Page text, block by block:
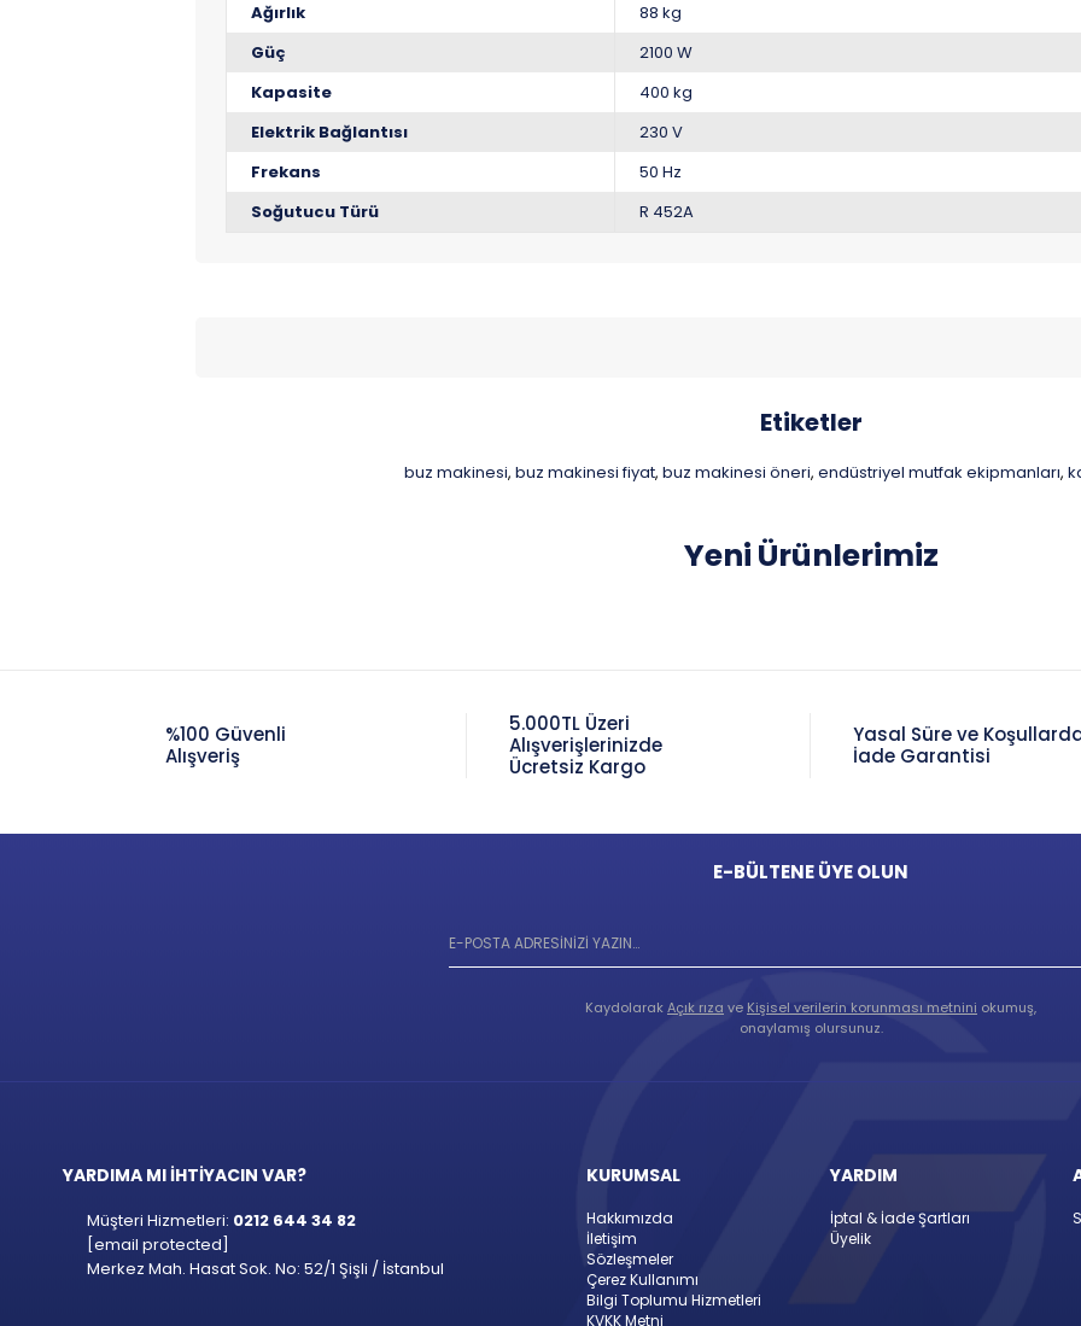
Ağırlık
88 kg
Güç
2100 W
Kapasite
400 kg
Elektrik Bağlantısı
230 V
Frekans
50 Hz
Soğutucu Türü
R 452A
Etiketler
buz makinesi, buz makinesi fiyat, buz makinesi öneri, endüstriyel mutfak ekipmanları,
Yeni Ürünlerimiz
%100 Güvenli
Alışveriş
5.000TL Üzeri
Alışverişlerinizde
Ücretsiz Kargo
Yasal Süre ve
İade Garantisi
E-BÜLTENE ÜYE OLUN
KaydolarakAçık rıza ve Kişisel verilerin korunması metnini okumuş,
onaylamış olursunuz.
YARDIMA MI İHTİYACIN VAR?
Müşteri Hizmetleri: 0212 644 34 82
[email protected]
Merkez Mah. Hasat Sok. No: 52/1 Şişli / İstanbul
KURUMSAL
Hakkımızda
İletişim
Sözleşmeler
Çerez Kullanımı
Bilgi Toplumu Hizmetleri
KVKK Metni
YARDIM
İptal & İade Şartları
Üyelik